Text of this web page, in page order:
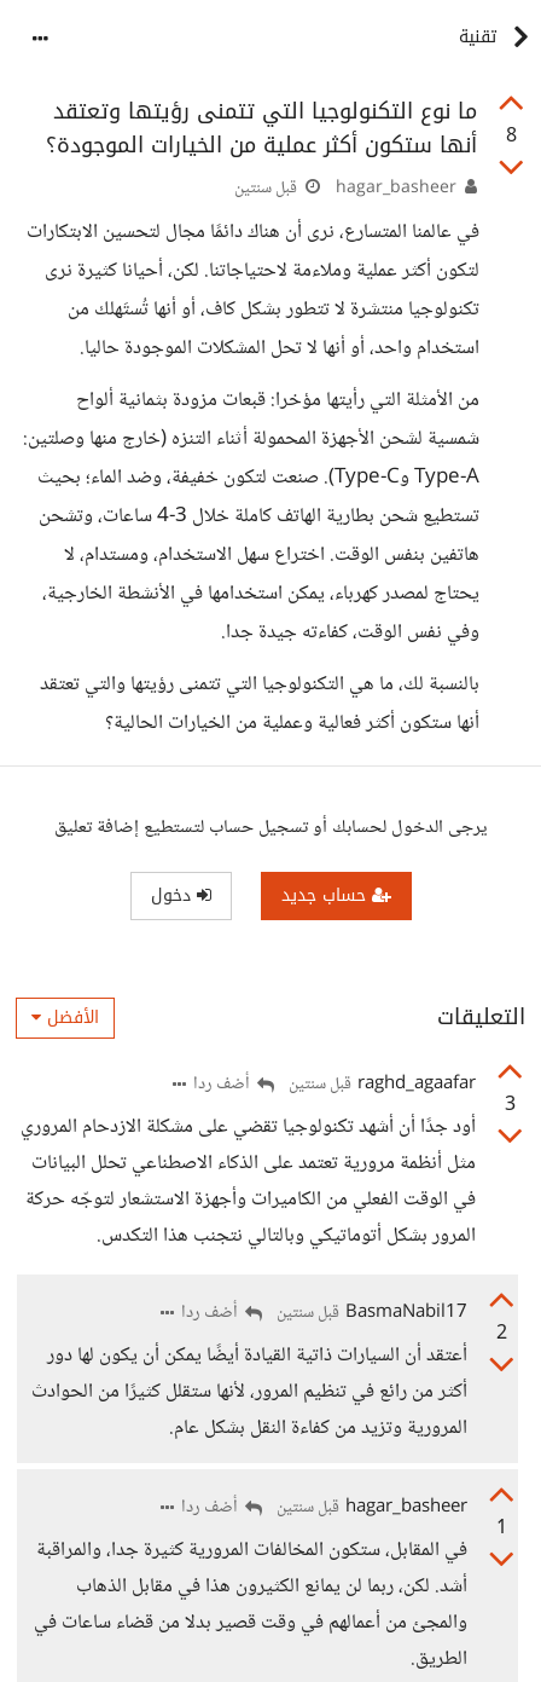
تقنية
8
ما نوع التكنولوجيا التي تتمنى رؤيتها وتعتقد
أنها ستكون أكثر عملية من الخيارات الموجودة؟
قبل سنتين
في عالمنا المتسارع، نرى أن هناك دائمًا مجال لتحسين الابتكارات
لتكون أكثر عملية وملاءمة لاحتياجاتنا. لكن، أحيانا كثيرة نرى
تكنولوجيا منتشرة لا تتطور بشكل كاف، أو أنها تُستَهلك من
استخدام واحد، أو أنها لا تحل المشكلات الموجودة حاليا.
من الأمثلة التي رأيتها مؤخرا: قبعات مزودة بثمانية ألواح
شمسية لشحن الأجهزة المحمولة أثناء التنزه (خارج منها وصلتين:
Type-A وType-C). صنعت لتكون خفيفة، وضد الماء؛ بحيث
تستطيع شحن بطارية الهاتف كاملة خلال 3-4 ساعات، وتشحن
هاتفين بنفس الوقت. اختراع سهل الاستخدام، ومستدام، لا
يحتاج لمصدر كهرباء، يمكن استخدامها في الأنشطة الخارجية،
وفي نفس الوقت، كفاءته جيدة جدا.
بالنسبة لك، ما هي التكنولوجيا التي تتمنى رؤيتها والتي تعتقد
أنها ستكون أكثر فعالية وعملية من الخيارات الحالية؟
يرجى الدخول لحسابك أو تسجيل حساب لتستطيع إضافة تعليق
حساب جديد دخول
التعليقات الأفضل
3
raghd_agaafar قبل سنتين أضف ردا
أود جدًا أن أشهد تكنولوجيا تقضي على مشكلة الازدحام المروري
مثل أنظمة مرورية تعتمد على الذكاء الاصطناعي تحلل البيانات
في الوقت الفعلي من الكاميرات وأجهزة الاستشعار لتوجّه حركة
المرور بشكل أتوماتيكي وبالتالي نتجنب هذا التكدس.
2
BasmaNabil17 قبل سنتين أضف ردا
أعتقد أن السيارات ذاتية القيادة أيضًا يمكن أن يكون لها دور
أكثر من رائع في تنظيم المرور، لأنها ستقلل كثيرًا من الحوادث
المرورية وتزيد من كفاءة النقل بشكل عام.
1
hagar_basheer قبل سنتين أضف ردا
في المقابل، ستكون المخالفات المرورية كثيرة جدا، والمراقبة
أشد. لكن، ربما لن يمانع الكثيرون هذا في مقابل الذهاب
والمجئ من أعمالهم في وقت قصير بدلا من قضاء ساعات في
الطريق.